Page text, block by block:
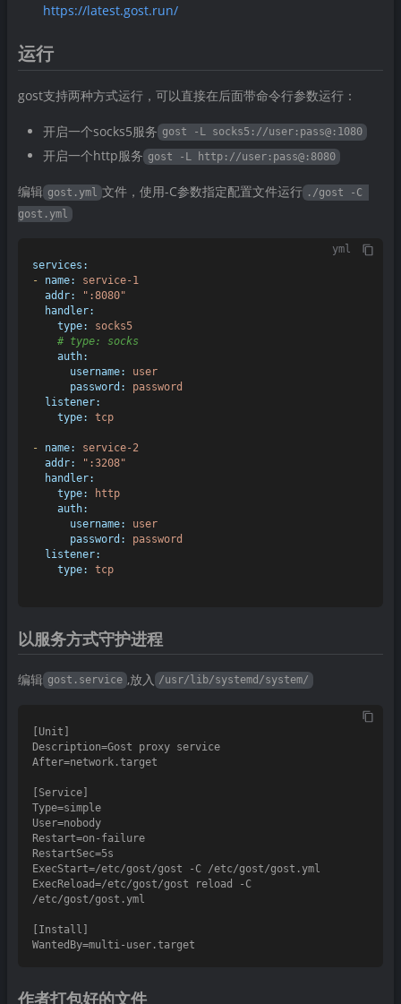
https://latest.gost.run/
运行
gost支持两种方式运行，可以直接在后面带命令行参数运行：
开启一个socks5服务 gost -L socks5://user:pass@:1080
开启一个http服务 gost -L http://user:pass@:8080
编辑 gost.yml 文件，使用-C参数指定配置文件运行 ./gost -C
gost.yml
yml
services:
-
name:
service-1
addr:
":8080"
handler:
type:
socks5
# type: socks
auth:
username:
user
password:
password
listener:
type:
tcp
- name:
service-2
addr:
":3208"
handler:
type:
http
auth:
username:
user
password:
password
listener:
type:
tcp
以服务方式守护进程
编辑 gost.service ,放入 /usr/lib/systemd/system/
[Unit]
Description=Gost proxy service
After=network.target
[Service]
Type=simple
User=nobody
Restart=on-failure
RestartSec=5s
ExecStart=/etc/gost/gost -C /etc/gost/gost.yml
ExecReload=/etc/gost/gost reload -C
/etc/gost/gost.yml
[Install]
作者打包好的文件